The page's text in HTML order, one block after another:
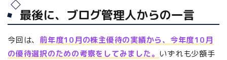
最後に、ブログ管理人からの一言
今回は、 前年度10月の株主優待の実績から、今年度10月
の優待選択のための考察をしてみました。 いずれも少額手